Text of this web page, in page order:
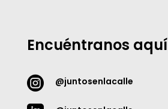
Encuéntranos aquí
 @juntosenlacalle